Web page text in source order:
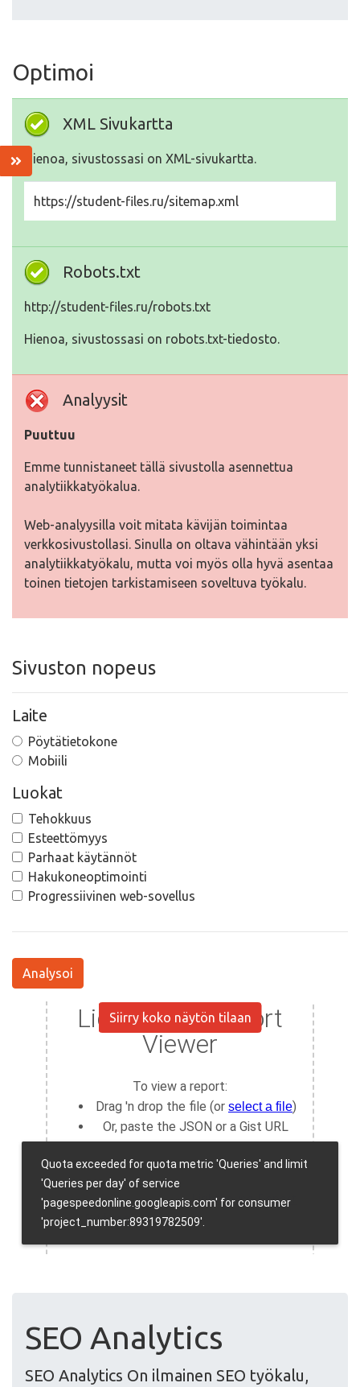
Optimoi
XML Sivukartta
Hienoa, sivustossasi on XML-sivukartta.
https://student-files.ru/sitemap.xml
Robots.txt
http://student-files.ru/robots.txt
Hienoa, sivustossasi on robots.txt-tiedosto.
Analyysit
Puuttuu
Emme tunnistaneet tällä sivustolla asennettua
analytiikkatyökalua.
Web-analyysilla voit mitata kävijän toimintaa
verkkosivustollasi. Sinulla on oltava vähintään yksi
analytiikkatyökalu, mutta voi myös olla hyvä asentaa
toinen tietojen tarkistamiseen soveltuva työkalu.
Sivuston nopeus
Laite
Pöytätietokone
Mobiili
Luokat
Tehokkuus
Esteettömyys
Parhaat käytännöt
Hakukoneoptimointi
Progressiivinen web-sovellus
Analysoi
Siirry koko näytön tilaan
SEO Analytics
SEO Analytics On ilmainen SEO työkalu,